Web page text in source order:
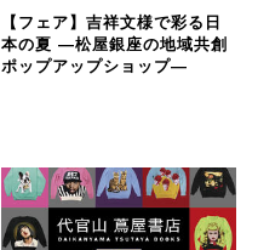
【フェア】吉祥文様で彩る日
本の夏 ―松屋銀座の地域共創
ポップアップショップ―